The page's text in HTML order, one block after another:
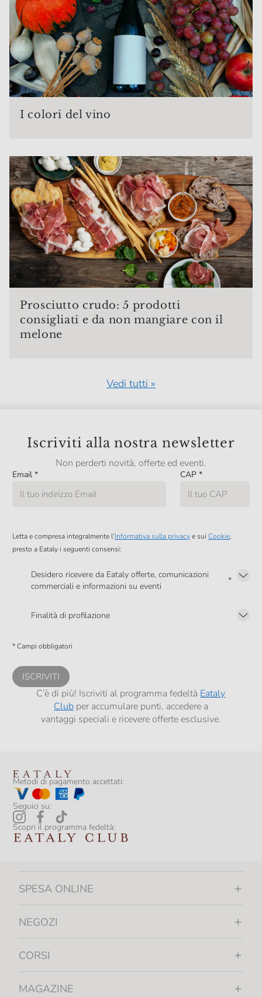
I colori del vino
Prosciutto crudo: 5 prodotti
consigliati e da non mangiare con il
melone
Vedi tutti »
Iscriviti alla nostra newsletter
Non perderti novità, offerte ed eventi.
Email * CAP *
Letta e compresa integralmente l’Informativa sulla privacye sui Cookie,
presto a Eataly i seguenti consensi:
Desidero ricevere da Eataly offerte, comunicazioni
commerciali e informazioni su eventi
*
Finalità di profilazione
comunicazioni commerciali personalizzate, in caso di consenso prestato ai
* Campi obbligatori
ISCRIVITI
C’è di più! Iscriviti al programma fedeltà Eataly
Clubper accumulare punti, accedere a
vantaggi speciali e ricevere offerte esclusive.
Metodi di pagamento accettati:
Seguici su:
Scopri il programma fedeltà:
SPESA ONLINE
NEGOZI
CORSI
MAGAZINE